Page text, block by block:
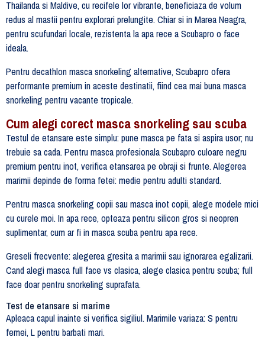
Thailanda si Maldive, cu recifele lor vibrante, beneficiaza de volum
redus al mastii pentru explorari prelungite. Chiar si in Marea Neagra,
pentru scufundari locale, rezistenta la apa rece a Scubapro o face
ideala.
Pentru decathlon masca snorkeling alternative, Scubapro ofera
performante premium in aceste destinatii, fiind cea mai buna masca
snorkeling pentru vacante tropicale.
Cum alegi corect masca snorkeling sau scuba
Testul de etansare este simplu: pune masca pe fata si aspira usor; nu
trebuie sa cada. Pentru masca profesionala Scubapro culoare negru
premium pentru inot, verifica etansarea pe obraji si frunte. Alegerea
marimii depinde de forma fetei: medie pentru adulti standard.
Pentru masca snorkeling copii sau masca inot copii, alege modele mici
cu curele moi. In apa rece, opteaza pentru silicon gros si neopren
suplimentar, cum ar fi in masca scuba pentru apa rece.
Greseli frecvente: alegerea gresita a marimii sau ignorarea egalizarii.
Cand alegi masca full face vs clasica, alege clasica pentru scuba; full
face doar pentru snorkeling suprafata.
Test de etansare si marime
Apleaca capul inainte si verifica sigiliul. Marimile variaza: S pentru
femei, L pentru barbati mari.